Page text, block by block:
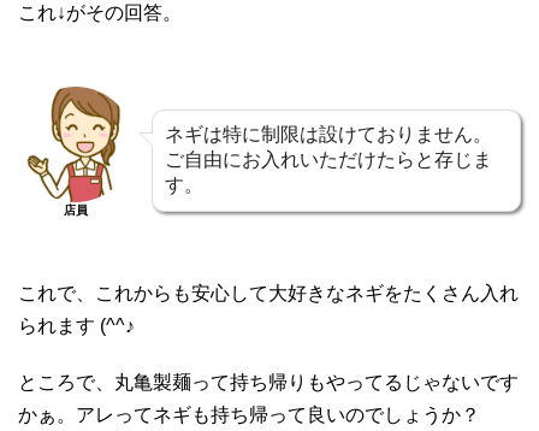
これ↓がその回答。
店員
ネギは特に制限は設けておりません。
ご自由にお入れいただけたらと存じま
す。
これで、これからも安心して大好きなネギをたくさん入れ
られます (^^♪
ところで、丸亀製麺って持ち帰りもやってるじゃないです
かぁ。アレってネギも持ち帰って良いのでしょうか？